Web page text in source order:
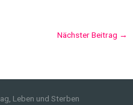
Nächster Beitrag →
Leben und Sterben